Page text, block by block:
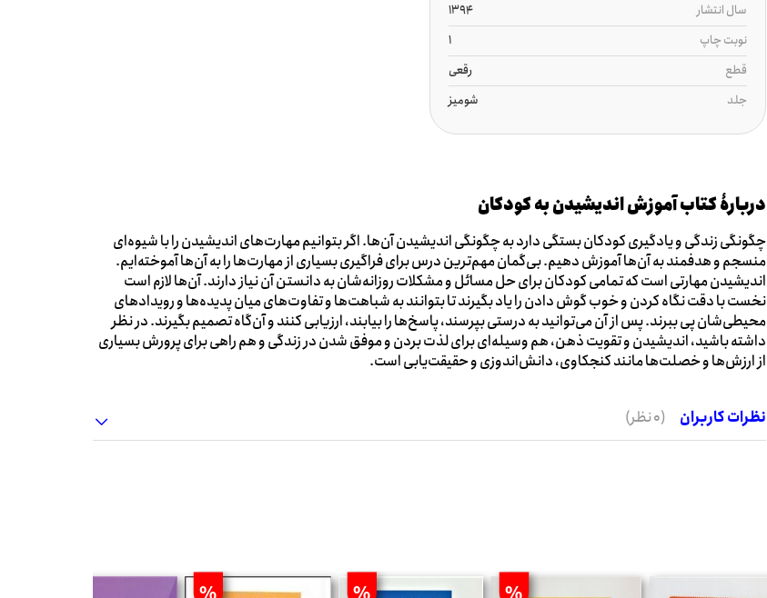
سال انتشار
1394
نوبت چاپ
1
قطع
رقعی
جلد
شومیز
دربارۀ کتاب آموزش اندیشیدن به کودکان
چگونگی زندگی و یادگیری کودکان بستگی دارد به چگونگی اندیشیدن آن‌ها. اگر بتوانیم مهارت‌های اندیشیدن را با شیوه‌ای
منسجم و هدفمند به آن‌ها آموزش دهیم. بی‌گمان مهم‌ترین درس برای فراگیری بسیاری از مهارت‌ها را به آن‌ها آموخته‌ایم.
اندیشیدن مهارتی است که تمامی کودکان برای حل مسائل و مشکلات روزانه‌شان به دانستن آن نیاز دارند. آن‌ها لازم است
نخست با دقت نگاه کردن و خوب گوش دادن را یاد بگیرند تا بتوانند به شباهت‌ها و تفاوت‌های میان پدیده‌ها و رویدادهای
محیطی‌شان پی ببرند. پس از آن می‌توانید به درستی بپرسند، پاسخ‌ها را بیابند، ارزیابی کنند و آن‌‌گاه تصمیم بگیرند. در نظر
داشته باشید، اندیشیدن و تقویت ذهن، هم وسیله‌ای برای لذت بردن و موفق شدن در زندگی و هم راهی برای پرورش بسیاری
از ارزش‌ها و خصلت‌ها مانند کنجکاوی،‌ دانش‌اندوزی و حقیقت‌یابی است.
نظرات کاربران (0 نظر)